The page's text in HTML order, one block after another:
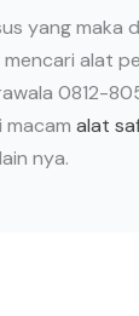
yang maka
alat
0812-
alat
nya.